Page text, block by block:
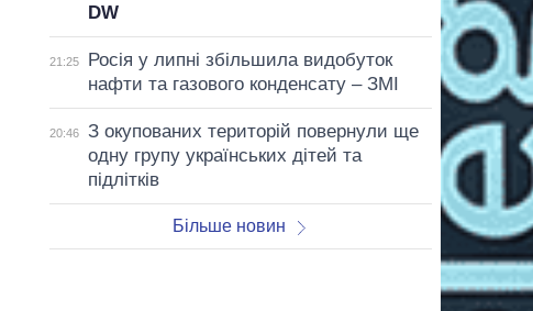
DW
21:25
Росія у липні збільшила видобуток
нафти та газового конденсату – ЗМІ
20:46
З окупованих територій повернули ще
одну групу українських дітей та
підлітків
Більше новин